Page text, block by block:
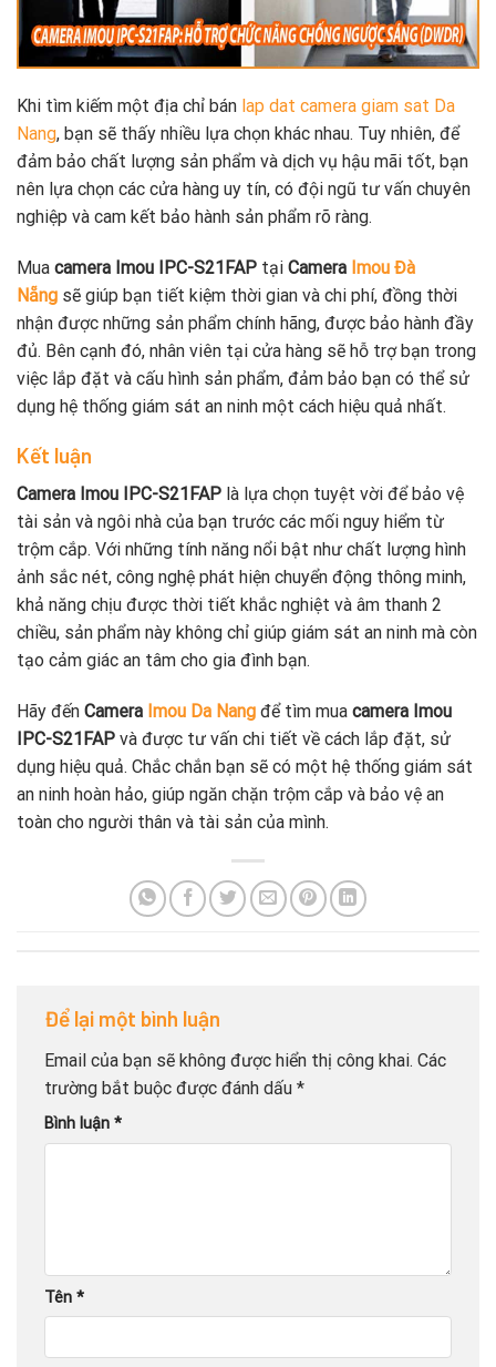
Khi tìm kiếm một địa chỉ bán lap dat camera giam sat Da
Nang, bạn sẽ thấy nhiều lựa chọn khác nhau. Tuy nhiên, để
đảm bảo chất lượng sản phẩm và dịch vụ hậu mãi tốt, bạn
nên lựa chọn các cửa hàng uy tín, có đội ngũ tư vấn chuyên
nghiệp và cam kết bảo hành sản phẩm rõ ràng.
Mua camera Imou IPC-S21FAP tại Camera Imou Đà
Nẵng sẽ giúp bạn tiết kiệm thời gian và chi phí, đồng thời
nhận được những sản phẩm chính hãng, được bảo hành đầy
đủ. Bên cạnh đó, nhân viên tại cửa hàng sẽ hỗ trợ bạn trong
việc lắp đặt và cấu hình sản phẩm, đảm bảo bạn có thể sử
dụng hệ thống giám sát an ninh một cách hiệu quả nhất.
Kết luận
Camera Imou IPC-S21FAP là lựa chọn tuyệt vời để bảo vệ
tài sản và ngôi nhà của bạn trước các mối nguy hiểm từ
trộm cắp. Với những tính năng nổi bật như chất lượng hình
ảnh sắc nét, công nghệ phát hiện chuyển động thông minh,
khả năng chịu được thời tiết khắc nghiệt và âm thanh 2
chiều, sản phẩm này không chỉ giúp giám sát an ninh mà còn
tạo cảm giác an tâm cho gia đình bạn.
Hãy đến Camera Imou Da Nang để tìm mua camera Imou
IPC-S21FAP và được tư vấn chi tiết về cách lắp đặt, sử
dụng hiệu quả. Chắc chắn bạn sẽ có một hệ thống giám sát
an ninh hoàn hảo, giúp ngăn chặn trộm cắp và bảo vệ an
toàn cho người thân và tài sản của mình.
Để lại một bình luận
Email của bạn sẽ không được hiển thị công khai. Các
trường bắt buộc được đánh dấu *
Bình luận *
Tên *